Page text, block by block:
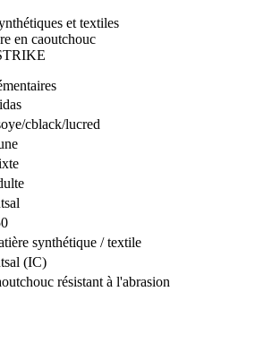
et textiles
en caoutchouc
cblack/lucred
synthétique / textile
(IC)
résistant à l'abrasion